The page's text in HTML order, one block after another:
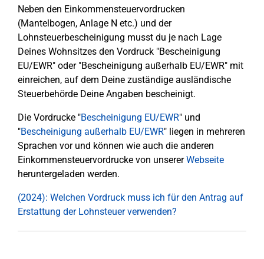
Neben den Einkommensteuervordrucken
(Mantelbogen, Anlage N etc.) und der
Lohnsteuerbescheinigung musst du je nach Lage
Deines Wohnsitzes den Vordruck "Bescheinigung
EU/EWR" oder "Bescheinigung außerhalb EU/EWR" mit
einreichen, auf dem Deine zuständige ausländische
Steuerbehörde Deine Angaben bescheinigt.
Die Vordrucke "Bescheinigung EU/EWR" und
"Bescheinigung außerhalb EU/EWR" liegen in mehreren
Sprachen vor und können wie auch die anderen
Einkommensteuervordrucke von unsererWebseite
heruntergeladen werden.
(2024): Welchen Vordruck muss ich für den Antrag auf
Erstattung der Lohnsteuer verwenden?